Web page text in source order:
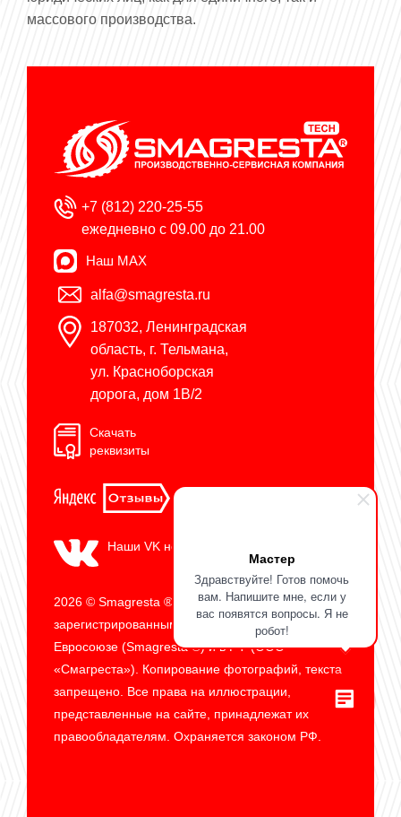
Мастер
Здравствуйте! Готов помочь
вам. Напишите мне, если у
вас появятся вопросы. Я не
робот!
массового производства.
+7 (812) 220-25-55
ежедневно с 09.00 до 21.00
Наш MAX
alfa@smagresta.ru
187032, Ленинградская
область, г. Тельмана,
ул. Красноборская
дорога, дом 1В/2
Скачать
реквизиты
Наши VK новости
2026 © Smagresta ® является
зарегистрированным товарным знаком в
Евросоюзе (Smagresta ®) и в РФ (ООО
«Смагреста»). Копирование фотографий, текста
запрещено. Все права на иллюстрации,
представленные на сайте, принадлежат их
правообладателям. Охраняется законом РФ.